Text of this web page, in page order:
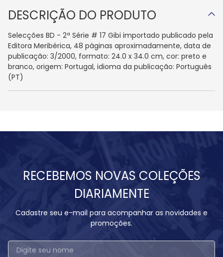
DESCRIÇÃO DO PRODUTO
Selecções BD - 2ª Série # 17 Gibi importado publicado pela
Editora Meribérica, 48 páginas aproximadamente, data de
publicação: 3/2000, formato: 24.0 x 34.0 cm, cor: preto e
branco, origem: Portugal, idioma da publicação: Português
(PT)
RECEBEMOS NOVAS COLEÇÕES
DIARIAMENTE
Cadastre seu e-mail para acompanhar as novidades e
promoções.